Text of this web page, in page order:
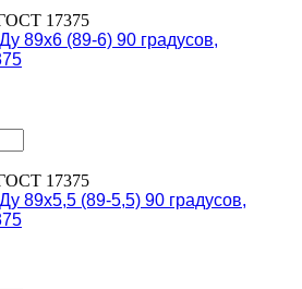
17375
89х6 (89-6) 90 градусов,
17375
89х5,5 (89-5,5) 90 градусов,